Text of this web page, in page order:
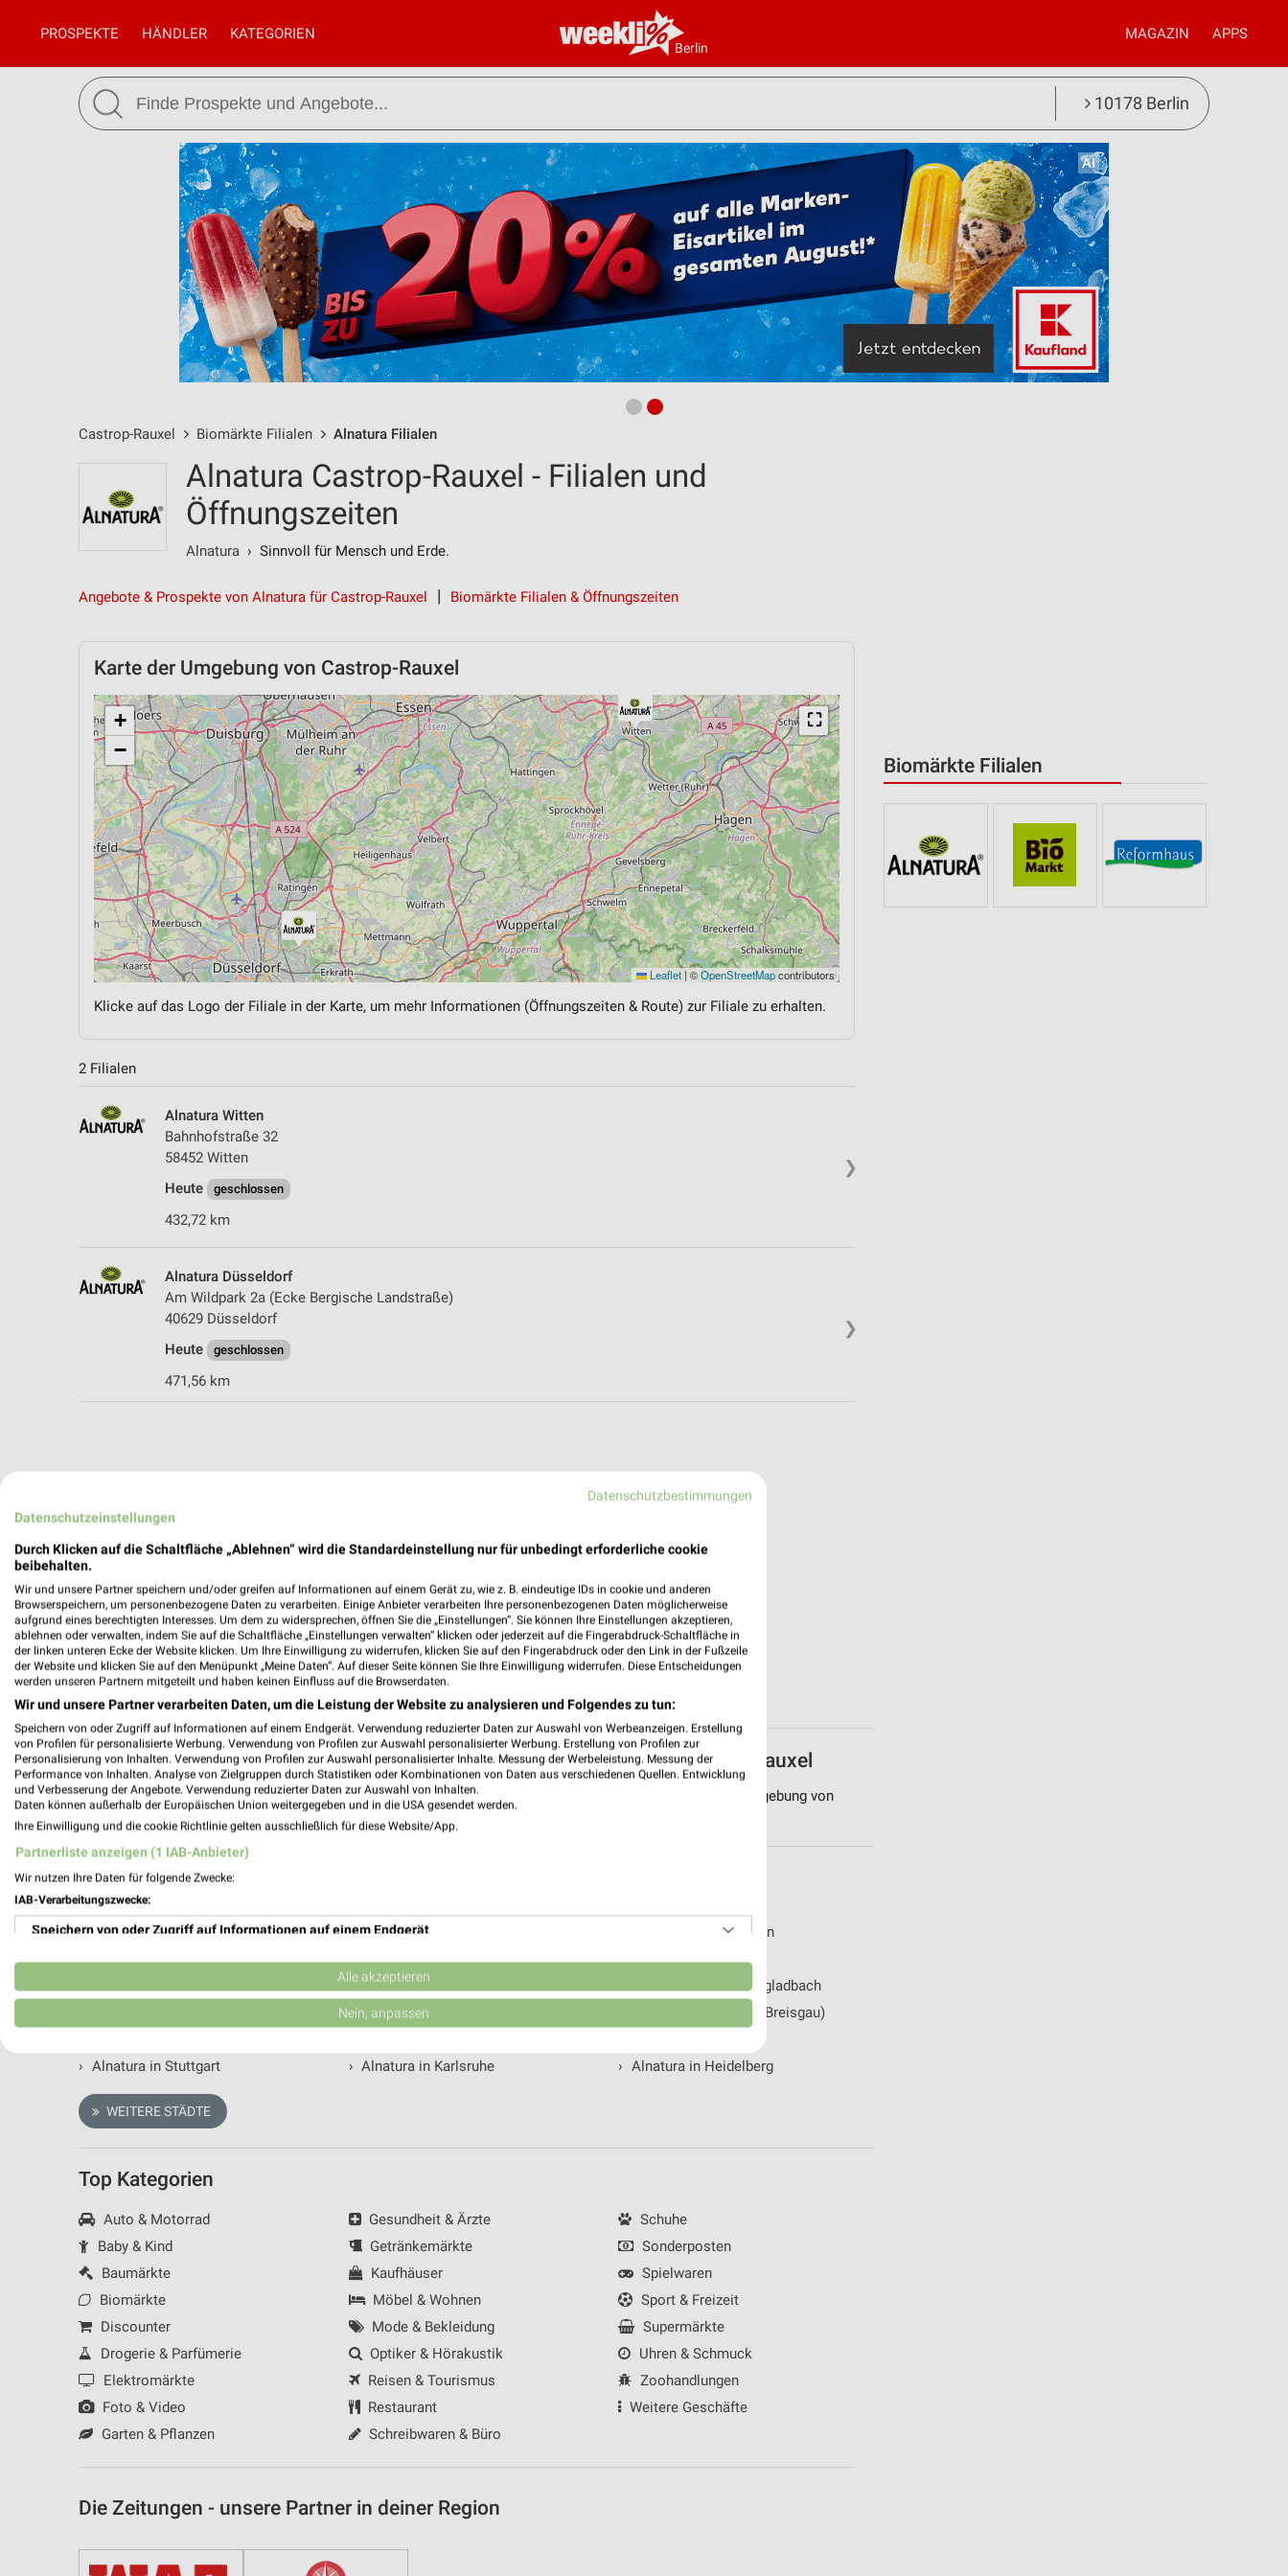
Berlin
PROSPEKTE HÄNDLER KATEGORIEN MAGAZIN APPS
10178 Berlin
Castrop-Rauxel Biomärkte Filialen Alnatura Filialen
Biomärkte Filialen
Alnatura Castrop-Rauxel - Filialen und
Öffnungszeiten
Alnatura › Sinnvoll für Mensch und Erde.
Angebote & Prospekte von Alnatura für Castrop-Rauxel Biomärkte Filialen & Öffnungszeiten
Karte der Umgebung von Castrop-Rauxel
⛶
+
−
Leaflet | ©OpenStreetMapcontributors
Klicke auf das Logo der Filiale in der Karte, um mehr Informationen (Öffnungszeiten & Route) zur Filiale zu erhalten.
2 Filialen
❯
Alnatura Witten
Bahnhofstraße 32
58452 Witten
Heute
geschlossen
432,72 km
❯
Alnatura Düsseldorf
Am Wildpark 2a (Ecke Bergische Landstraße)
40629 Düsseldorf
Heute
geschlossen
471,56 km
Alle Filialen, Adressen und Öffnungszeiten von Alnatura in und um Castrop-Rauxel
Du suchst die nächste Filiale von Alnatura in Castrop-Rauxel. Hier siehst Du alle Alnatura Filialen in der Umgebung von
Alnatura Filialen & Öffnungszeiten in folgenden Städten
› Alnatura in Berlin
› Alnatura in Hamburg
› Alnatura in Stuttgart
› Alnatura in Düsseldorf
› Alnatura in Bremen
› Alnatura in Hannover
› Alnatura in Bonn
› Alnatura in Karlsruhe
Alnatura in Wiesbaden
› Alnatura in Aachen
Alnatura in Mönchengladbach
Alnatura in Freiburg (Breisgau)
› Alnatura in Heidelberg
WEITERE STÄDTE
Top Kategorien
Auto & Motorrad
Baby & Kind
Baumärkte
Biomärkte
Discounter
Drogerie & Parfümerie
Elektromärkte
Foto & Video
Garten & Pflanzen
Gesundheit & Ärzte
Getränkemärkte
Kaufhäuser
Möbel & Wohnen
Mode & Bekleidung
Optiker & Hörakustik
Reisen & Tourismus
Restaurant
Schreibwaren & Büro
Schuhe
Sonderposten
Spielwaren
Sport & Freizeit
Supermärkte
Uhren & Schmuck
Zoohandlungen
Weitere Geschäfte
Die Zeitungen - unsere Partner in deiner Region
Datenschutzbestimmungen
Datenschutzeinstellungen
Durch Klicken auf die Schaltfläche „Ablehnen“ wird die Standardeinstellung nur für unbedingt erforderliche cookie
beibehalten.
Wir und unsere Partner speichern und/oder greifen auf Informationen auf einem Gerät zu, wie z. B. eindeutige IDs in cookie und anderen
Browserspeichern, um personenbezogene Daten zu verarbeiten. Einige Anbieter verarbeiten Ihre personenbezogenen Daten möglicherweise
aufgrund eines berechtigten Interesses. Um dem zu widersprechen, öffnen Sie die „Einstellungen“. Sie können Ihre Einstellungen akzeptieren,
ablehnen oder verwalten, indem Sie auf die Schaltfläche „Einstellungen verwalten“ klicken oder jederzeit auf die Fingerabdruck-Schaltfläche in
der linken unteren Ecke der Website klicken. Um Ihre Einwilligung zu widerrufen, klicken Sie auf den Fingerabdruck oder den Link in der Fußzeile
der Website und klicken Sie auf den Menüpunkt „Meine Daten“. Auf dieser Seite können Sie Ihre Einwilligung widerrufen. Diese Entscheidungen
werden unseren Partnern mitgeteilt und haben keinen Einfluss auf die Browserdaten.
Wir und unsere Partner verarbeiten Daten, um die Leistung der Website zu analysieren und Folgendes zu tun:
Speichern von oder Zugriff auf Informationen auf einem Endgerät. Verwendung reduzierter Daten zur Auswahl von Werbeanzeigen. Erstellung
von Profilen für personalisierte Werbung. Verwendung von Profilen zur Auswahl personalisierter Werbung. Erstellung von Profilen zur
Personalisierung von Inhalten. Verwendung von Profilen zur Auswahl personalisierter Inhalte. Messung der Werbeleistung. Messung der
Performance von Inhalten. Analyse von Zielgruppen durch Statistiken oder Kombinationen von Daten aus verschiedenen Quellen. Entwicklung
und Verbesserung der Angebote. Verwendung reduzierter Daten zur Auswahl von Inhalten.
Daten können außerhalb der Europäischen Union weitergegeben und in die USA gesendet werden.
Ihre Einwilligung und die cookie Richtlinie gelten ausschließlich für diese Website/App.
Partnerliste anzeigen (1 IAB-Anbieter)
Wir nutzen Ihre Daten für folgende Zwecke:
IAB-Verarbeitungszwecke:
Speichern von oder Zugriff auf Informationen auf einem Endgerät
Verwendung reduzierter Daten zur Auswahl von Werbeanzeigen
Erstellung von Profilen für personalisierte Werbung
Verwendung von Profilen zur Auswahl personalisierter Inhalte
Analyse von Zielgruppen durch Statistiken oder Kombinationen von Daten aus verschiedenen
Entwicklung und Verbesserung der Angebote
Verwendung genauer Standortdaten
Geräte anhand von aktiv angeforderten Informationen identifizieren
Notwendig
Alle akzeptieren
Nein, anpassen